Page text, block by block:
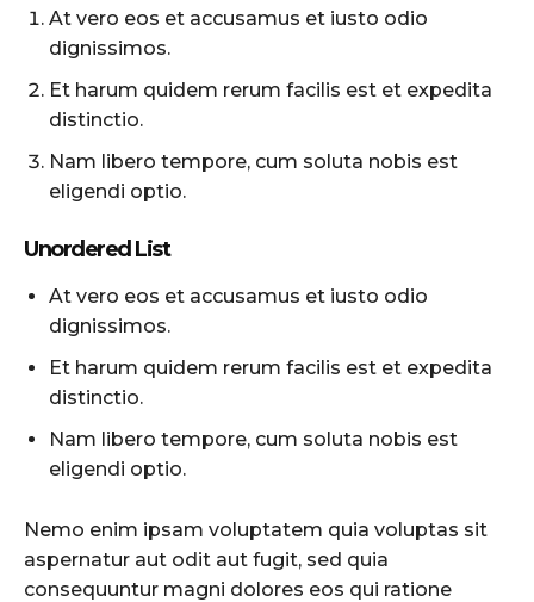
At vero eos et accusamus et iusto odio
dignissimos.
Et harum quidem rerum facilis est et expedita
distinctio.
Nam libero tempore, cum soluta nobis est
eligendi optio.
Unordered List
At vero eos et accusamus et iusto odio
dignissimos.
Et harum quidem rerum facilis est et expedita
distinctio.
Nam libero tempore, cum soluta nobis est
eligendi optio.
Nemo enim ipsam voluptatem quia voluptas sit
aspernatur aut odit aut fugit, sed quia
consequuntur magni dolores eos qui ratione